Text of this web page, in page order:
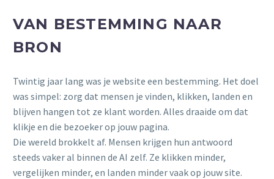
VAN BESTEMMING NAAR
BRON
Twintig jaar lang was je website een bestemming. Het doel
was simpel: zorg dat mensen je vinden, klikken, landen en
blijven hangen tot ze klant worden. Alles draaide om dat
klikje en die bezoeker op jouw pagina.
Die wereld brokkelt af. Mensen krijgen hun antwoord
steeds vaker al binnen de AI zelf. Ze klikken minder,
vergelijken minder, en landen minder vaak op jouw site.